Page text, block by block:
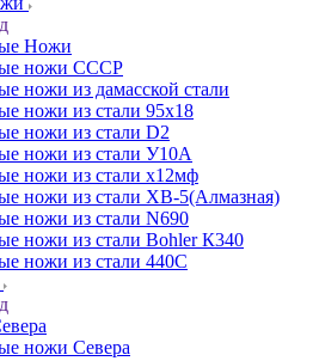
Ножи
ножи СССР
ножи из дамасской стали
ножи из стали 95х18
ножи из стали D2
ножи из стали У10А
ножи из стали х12мф
ножи из стали ХВ-5(Алмазная)
ножи из стали N690
ножи из стали Bohler К340
ножи из стали 440С
ножи Севера